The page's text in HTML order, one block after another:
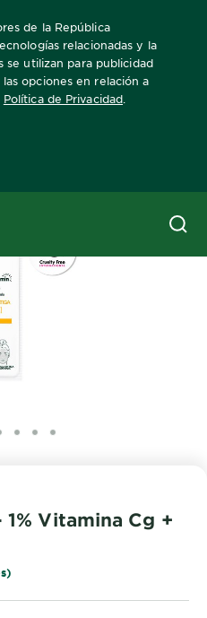
de la República
relacionadas y la
se utilizan para publicidad
opciones en relación a
Política de Privacidad
1 2
SLIDE 3
SLIDE 4
SLIDE 5
SLIDE 6
Vitamina Cg +